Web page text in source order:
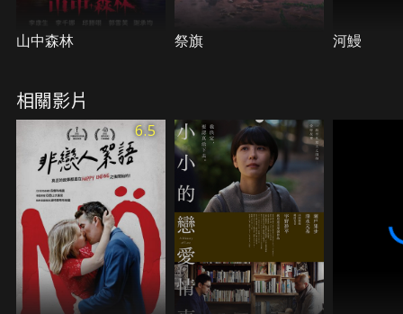
山中森林 祭旗 河鰻
相關影片
6.5